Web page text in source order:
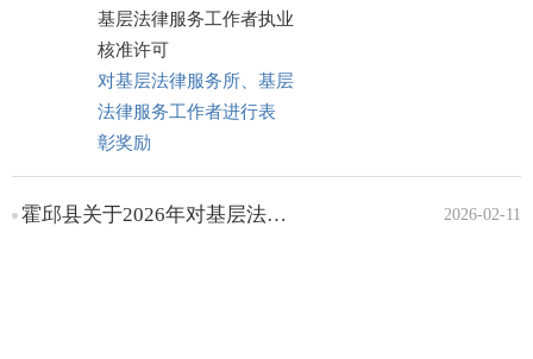
基层法律服务工作者执业
核准许可
对基层法律服务所、基层
法律服务工作者进行表
彰奖励
2026-02-11
霍邱县关于2026年对基层法律服务所、基层法律服务工作者进行表彰奖励的说明